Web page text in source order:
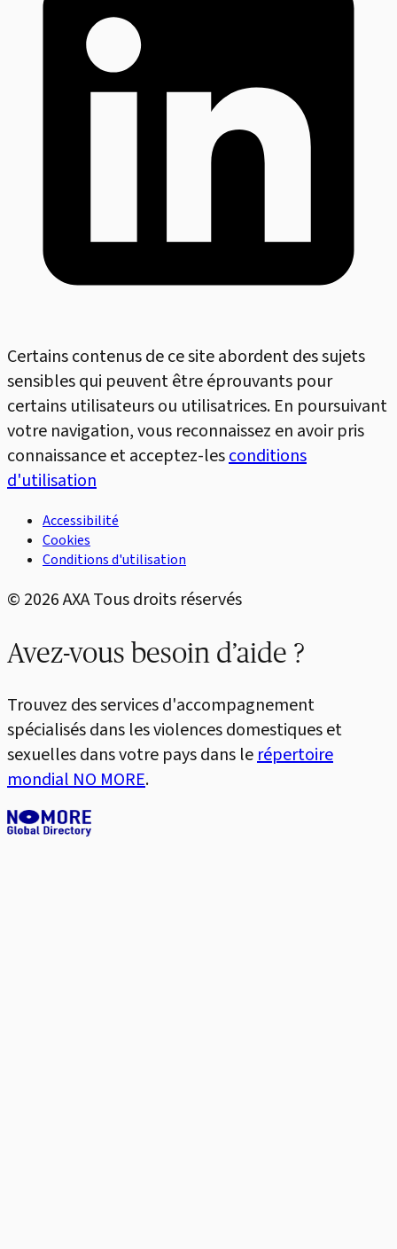
Certains contenus de ce site abordent des sujets
sensibles qui peuvent être éprouvants pour
certains utilisateurs ou utilisatrices. En poursuivant
votre navigation, vous reconnaissez en avoir pris
connaissance et acceptez-lesconditions
d'utilisation
Accessibilité
Cookies
Conditions d'utilisation
© 2026AXA Tous droits réservés
Avez-vous besoin d’aide ?
Trouvez des services d'accompagnement
spécialisés dans les violences domestiques et
sexuelles dans votre pays dans lerépertoire
mondial NO MORE.